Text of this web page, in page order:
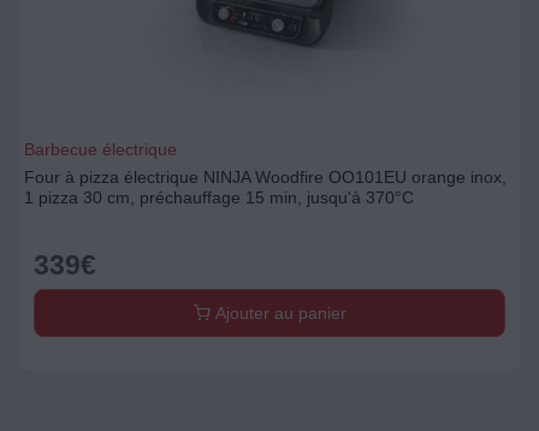
Barbecue électrique
Four à pizza électrique NINJA Woodfire OO101EU orange inox,
1 pizza 30 cm, préchauffage 15 min, jusqu'à 370°C
339€
Ajouter au panier